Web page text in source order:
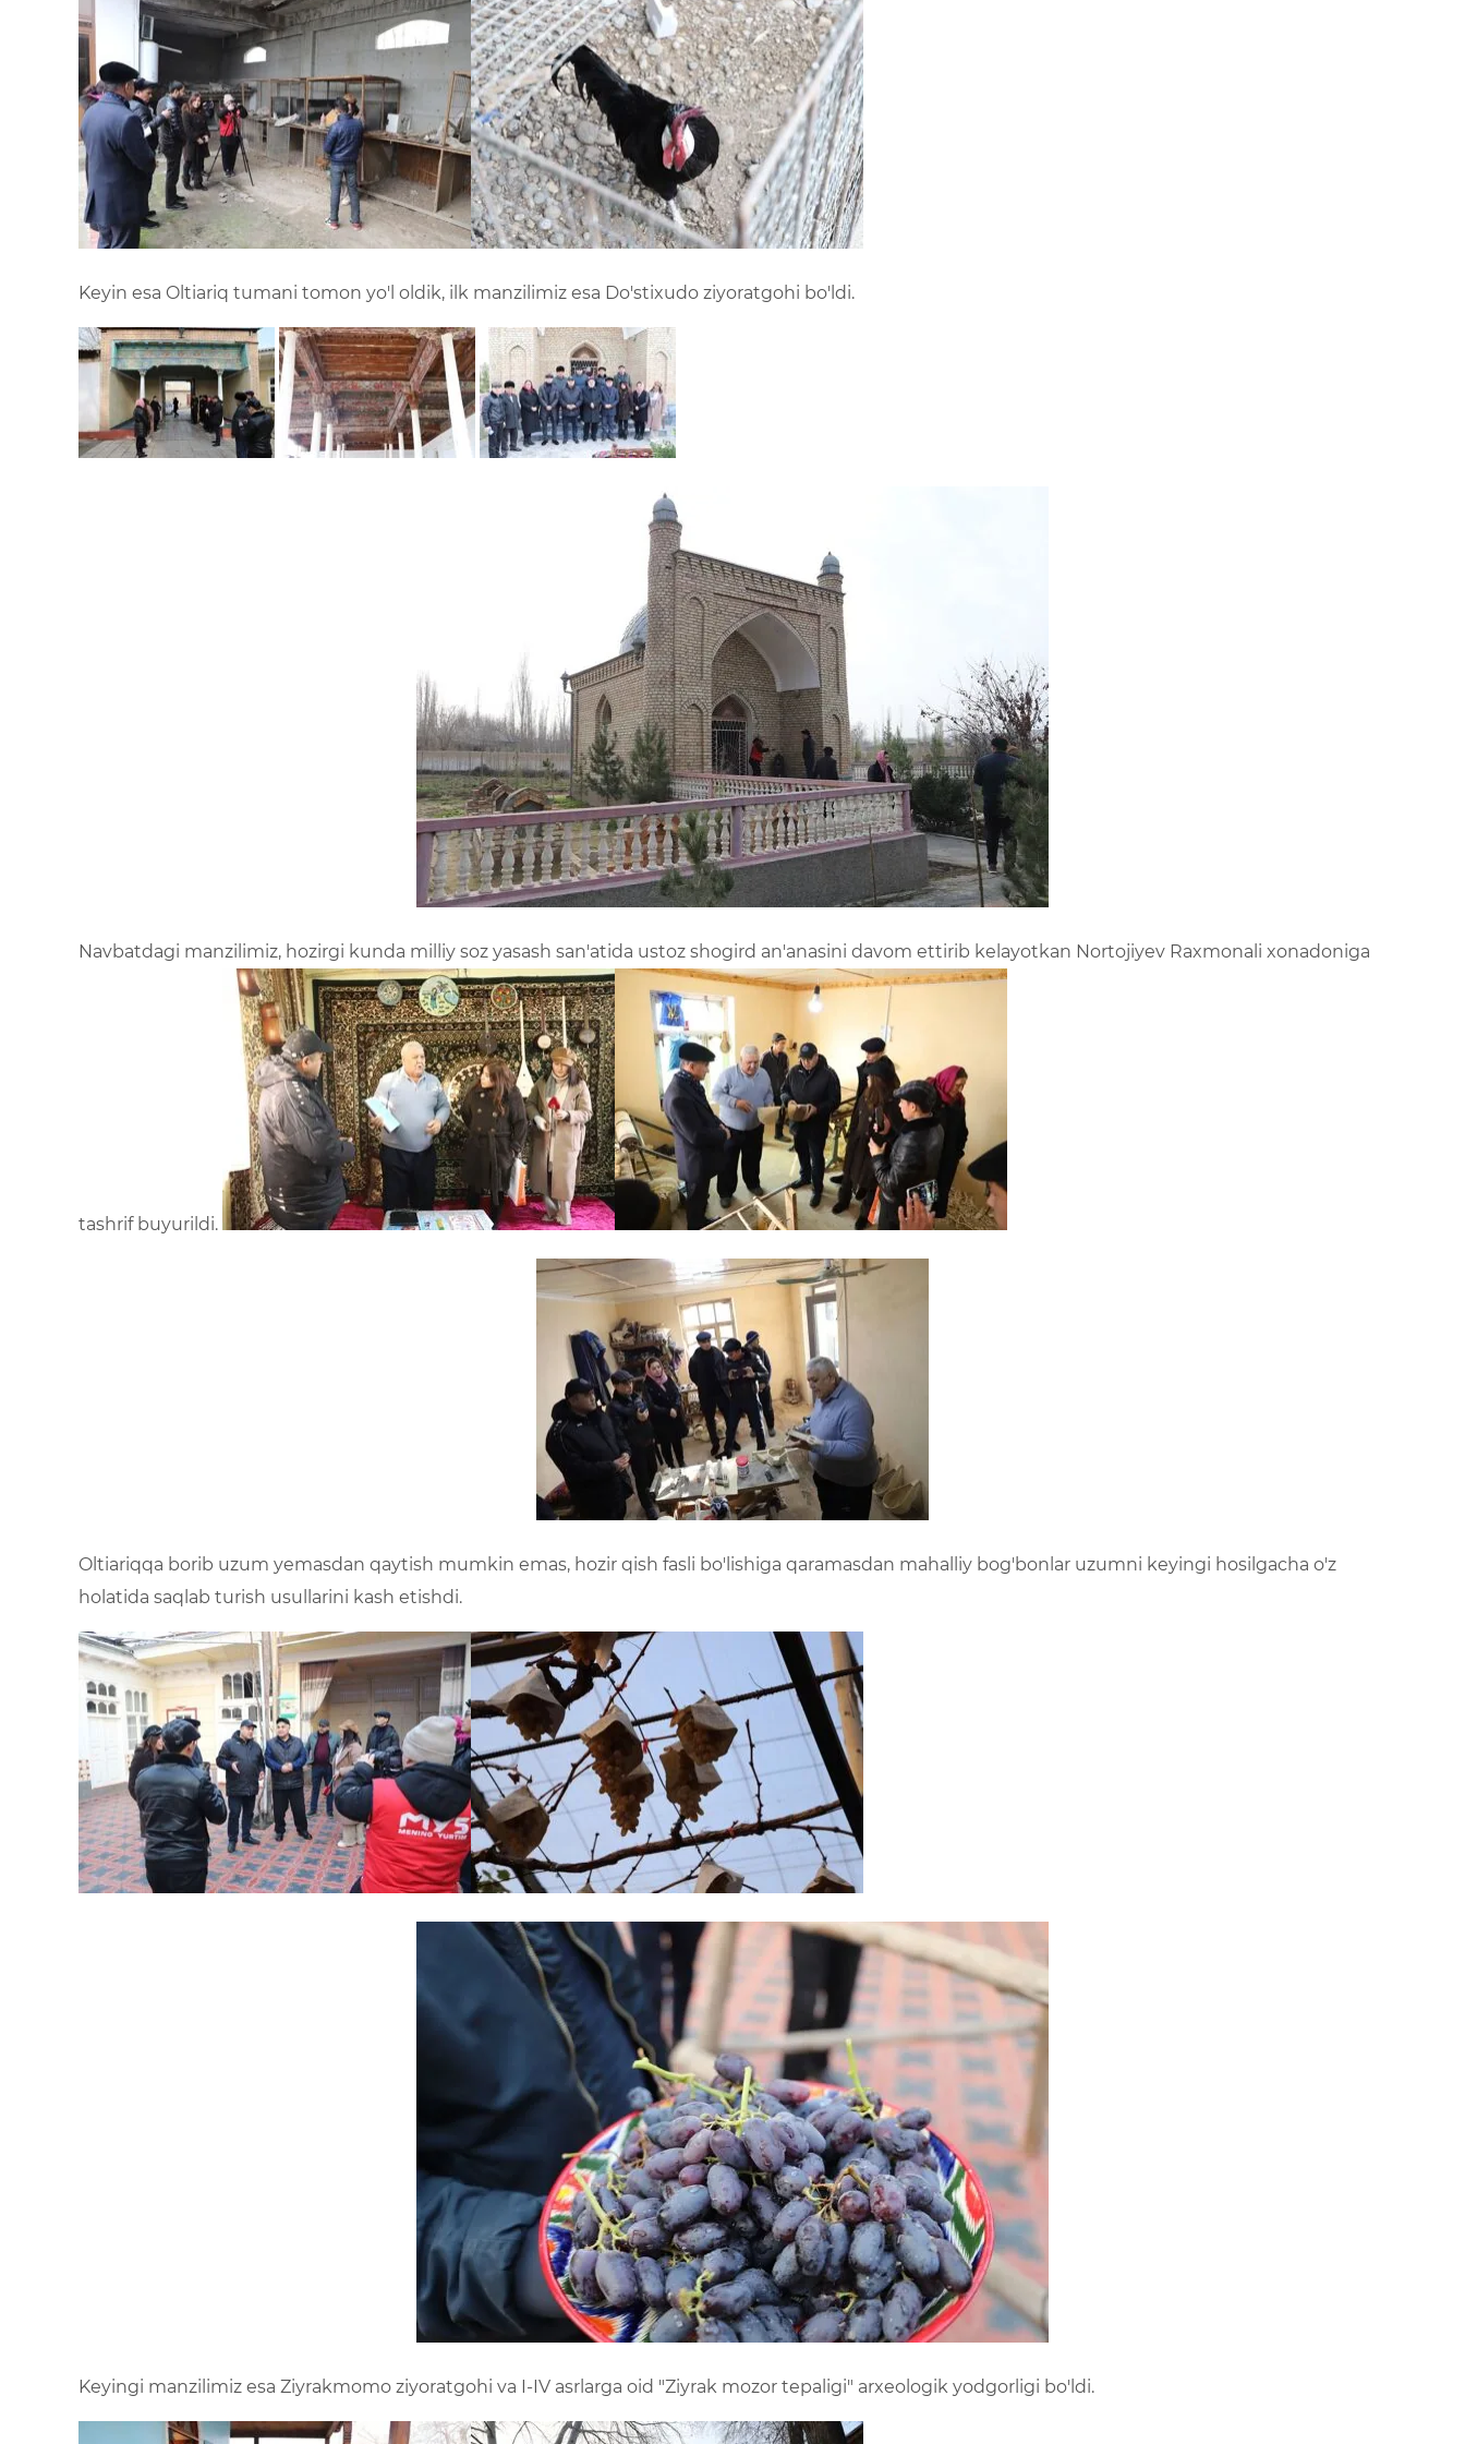
Keyin esa Oltiariq tumani tomon yo'l oldik, ilk manzilimiz esa Do'stixudo ziyoratgohi bo'ldi.
Navbatdagi manzilimiz, hozirgi kunda milliy soz yasash san'atida ustoz shogird an'anasini davom ettirib kelayotkan Nortojiyev Raxmonali xonadoniga
tashrif buyurildi.
Oltiariqqa borib uzum yemasdan qaytish mumkin emas, hozir qish fasli bo'lishiga qaramasdan mahalliy bog'bonlar uzumni keyingi hosilgacha o'z
holatida saqlab turish usullarini kash etishdi.
Keyingi manzilimiz esa Ziyrakmomo ziyoratgohi va I-IV asrlarga oid "Ziyrak mozor tepaligi" arxeologik yodgorligi bo'ldi.